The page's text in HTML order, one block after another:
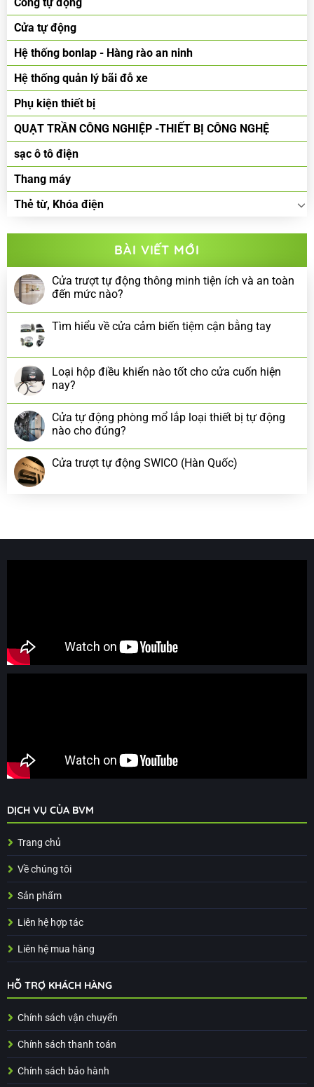
Cổng tự động
Cửa tự động
Hệ thống bonlap - Hàng rào an ninh
Hệ thống quản lý bãi đỗ xe
Phụ kiện thiết bị
QUẠT TRẦN CÔNG NGHIỆP -THIẾT BỊ CÔNG NGHỆ
sạc ô tô điện
Thang máy
Thẻ từ, Khóa điện
BÀI VIẾT MỚI
Cửa trượt tự động thông minh tiện ích và an toàn
đến mức nào?
Tìm hiểu về cửa cảm biến tiệm cận bằng tay
Loại hộp điều khiển nào tốt cho cửa cuốn hiện
nay?
Cửa tự động phòng mổ lắp loại thiết bị tự động
nào cho đúng?
Cửa trượt tự động SWICO (Hàn Quốc)
DỊCH VỤ CỦA BVM
Trang chủ
Về chúng tôi
Sản phẩm
Liên hệ hợp tác
Liên hệ mua hàng
HỖ TRỢ KHÁCH HÀNG
Chính sách vận chuyển
Chính sách thanh toán
Chính sách bảo hành